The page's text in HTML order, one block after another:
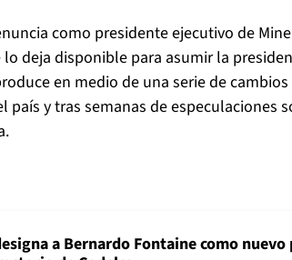
como presidente ejecutivo de
deja disponible para asumir la
en medio de una serie de
y tras semanas de especulaciones
a Bernardo Fontaine como